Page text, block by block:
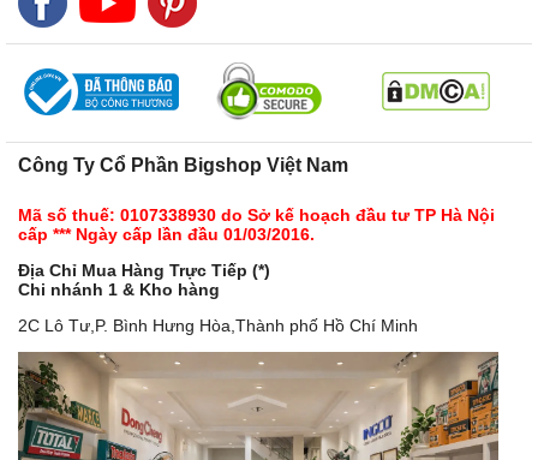
Công Ty Cổ Phần Bigshop Việt Nam
Mã số thuế: 0107338930 do Sở kế hoạch đầu tư TP Hà Nội
cấp *** Ngày cấp lần đầu 01/03/2016.
Địa Chỉ Mua Hàng Trực Tiếp (*)
Chi nhánh 1 & Kho hàng
2C Lô Tư,P. Bình Hưng Hòa,Thành phố Hồ Chí Minh